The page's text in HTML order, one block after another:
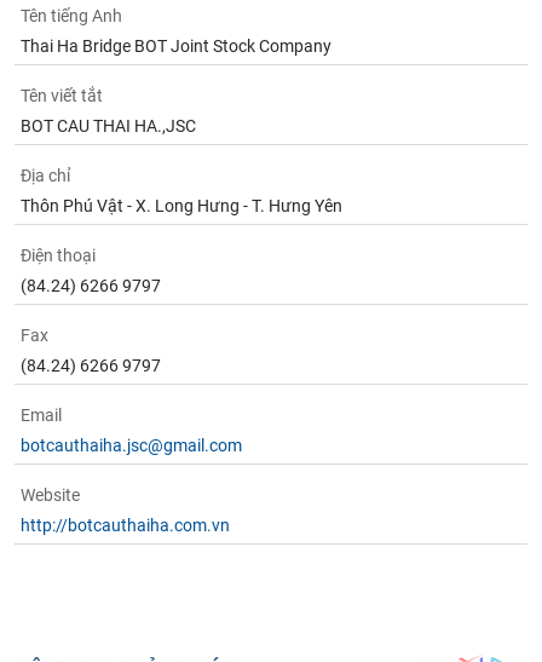
Tên tiếng Anh
Thai Ha Bridge BOT Joint Stock Company
Tên viết tắt
BOT CAU THAI HA.,JSC
Địa chỉ
Thôn Phú Vật - X. Long Hưng - T. Hưng Yên
Điện thoại
(84.24) 6266 9797
Fax
(84.24) 6266 9797
Email
botcauthaiha.jsc@gmail.com
Website
http://botcauthaiha.com.vn